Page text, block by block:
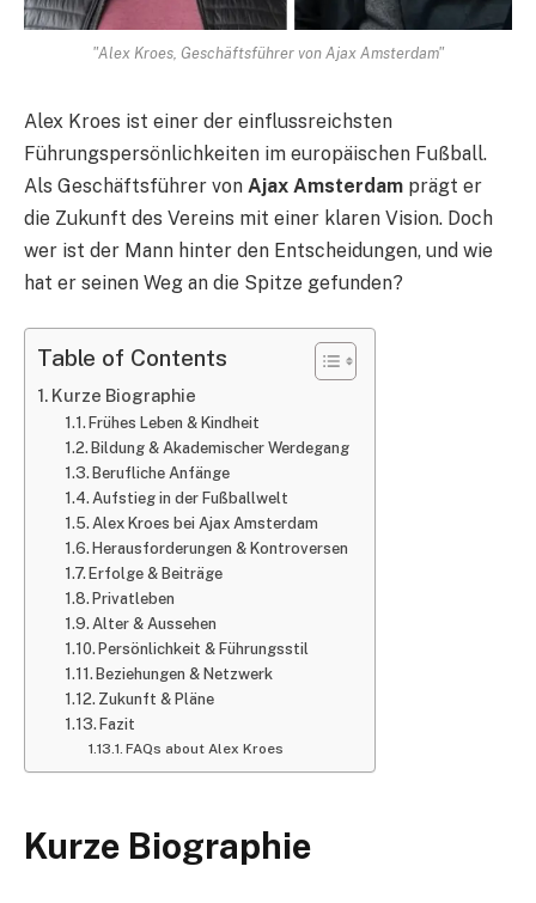
"Alex Kroes, Geschäftsführer von Ajax Amsterdam"
Alex Kroes ist einer der einflussreichsten
Führungspersönlichkeiten im europäischen Fußball.
Als Geschäftsführer von Ajax Amsterdam prägt er
die Zukunft des Vereins mit einer klaren Vision. Doch
wer ist der Mann hinter den Entscheidungen, und wie
hat er seinen Weg an die Spitze gefunden?
Table of Contents
Kurze Biographie
Frühes Leben & Kindheit
Bildung & Akademischer Werdegang
Berufliche Anfänge
Aufstieg in der Fußballwelt
Alex Kroes bei Ajax Amsterdam
Herausforderungen & Kontroversen
Erfolge & Beiträge
Privatleben
Alter & Aussehen
Persönlichkeit & Führungsstil
Beziehungen & Netzwerk
Zukunft & Pläne
Fazit
FAQs about Alex Kroes
Kurze Biographie